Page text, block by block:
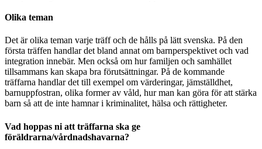
Olika teman
Det är olika teman varje träff och de hålls på lätt svenska. På den
första träffen handlar det bland annat om barnperspektivet och vad
integration innebär. Men också om hur familjen och samhället
tillsammans kan skapa bra förutsättningar. På de kommande
träffarna handlar det till exempel om värderingar, jämställdhet,
barnuppfostran, olika former av våld, hur man kan göra för att stärka
barn så att de inte hamnar i kriminalitet, hälsa och rättigheter.
Vad hoppas ni att träffarna ska ge
föräldrarna/vårdnadshavarna?